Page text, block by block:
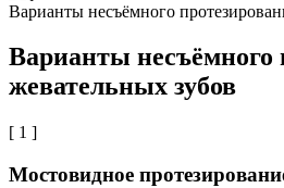
Варианты несъёмного
Варианты несъёмного
жевательных зубов
[ 1 ]
Мостовидное